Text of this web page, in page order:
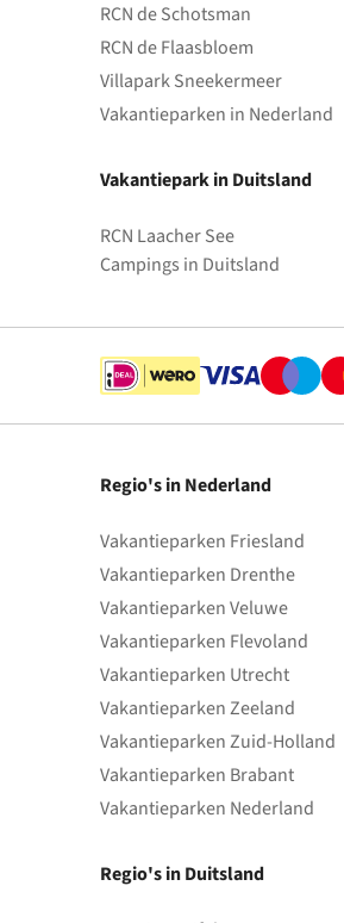
RCN de Schotsman
RCN de Flaasbloem
Villapark Sneekermeer
Vakantieparken in Nederland
Vakantiepark in Duitsland
RCN Laacher See
Campings in Duitsland
Regio's in Nederland
Vakantieparken Friesland
Vakantieparken Drenthe
Vakantieparken Veluwe
Vakantieparken Flevoland
Vakantieparken Utrecht
Vakantieparken Zeeland
Vakantieparken Zuid-Holland
Vakantieparken Brabant
Vakantieparken Nederland
Regio's in Duitsland